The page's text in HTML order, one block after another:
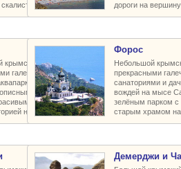
побережьем
дороги на
курорт с
галечными пляжами,
в Голубой
скалами Дива
зелёным парком
на горе Кошка
Форос
Небольшой
прекрасными
санаториями и
вождей на мысе
зелёным парком с
старым храмом на
Демерджи и